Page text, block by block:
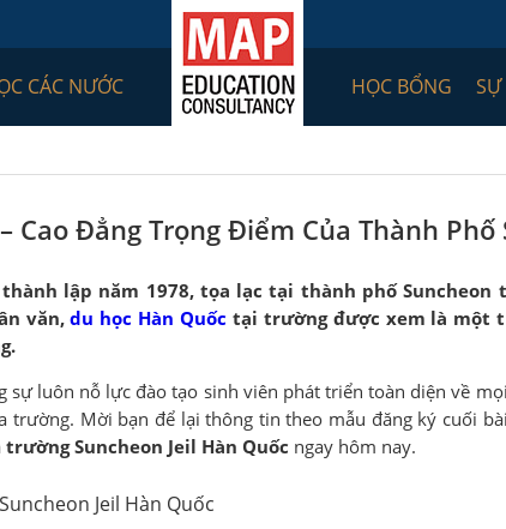
CÁC NƯỚC HỌC BỔNG SỰ
Cao Đẳng Trọng Điểm Của Thành Phố
lập năm 1978, tọa lạc tại thành phố Suncheon
văn, du học Hàn Quốc tại trườngđược xem là một
sự luôn nỗ lực đào tạo sinh viên phát triển toàn diện về
trường. Mời bạn để lại thông tin theo mẫu đăng ký cuối
trườngSuncheon Jeil Hàn Quốc ngay hôm nay.